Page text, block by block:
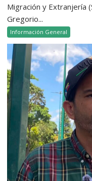
Migración y Extranjería
Gregorio...
Información General